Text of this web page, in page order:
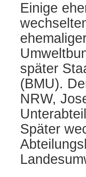
Einige
später
(BMU).
NRW,
Später